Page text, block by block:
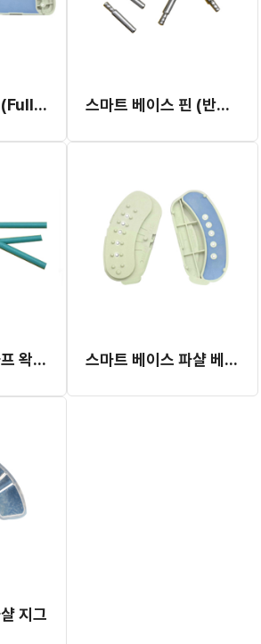
스마트 베이스 풀(Full) 베이스 (반품 불가) 스마트 베이스 핀 (반품 불가)
스마트 베이스 하프 왁스 (반품 불가) 스마트 베이스 파샬 베이스 (반품 불가)
지그